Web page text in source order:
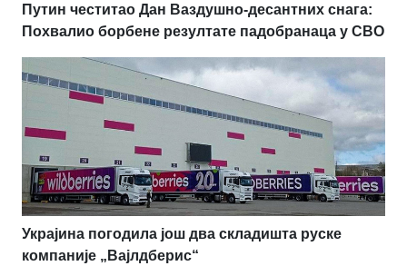
Путин честитао Дан Ваздушно-десантних снага:
Похвалио борбене резултате падобранаца у СВО
Украјина погодила још два складишта руске
компаније „Вајлдберис“